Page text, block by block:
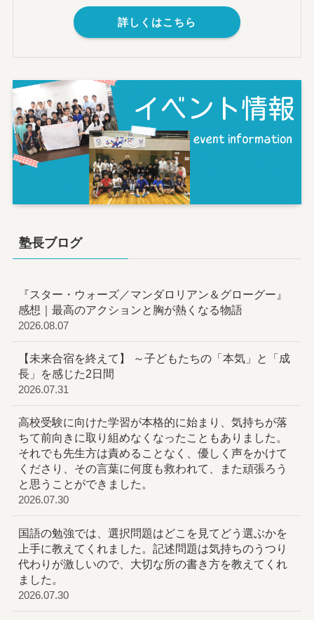
詳しくはこちら
塾長ブログ
『スター・ウォーズ／マンダロリアン＆グローグー』
感想｜最高のアクションと胸が熱くなる物語
2026.08.07
【未来合宿を終えて】 ～子どもたちの「本気」と「成
長」を感じた2日間
2026.07.31
高校受験に向けた学習が本格的に始まり、気持ちが落
ちて前向きに取り組めなくなったこともありました。
それでも先生方は責めることなく、優しく声をかけて
くださり、その言葉に何度も救われて、また頑張ろう
と思うことができました。
2026.07.30
国語の勉強では、選択問題はどこを見てどう選ぶかを
上手に教えてくれました。記述問題は気持ちのうつり
代わりが激しいので、大切な所の書き方を教えてくれ
ました。
2026.07.30